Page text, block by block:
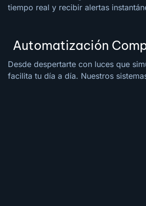
tiempo real y recibir alertas
Automatización
Desde despertarte con luces que
facilita tu día a día. Nuestros